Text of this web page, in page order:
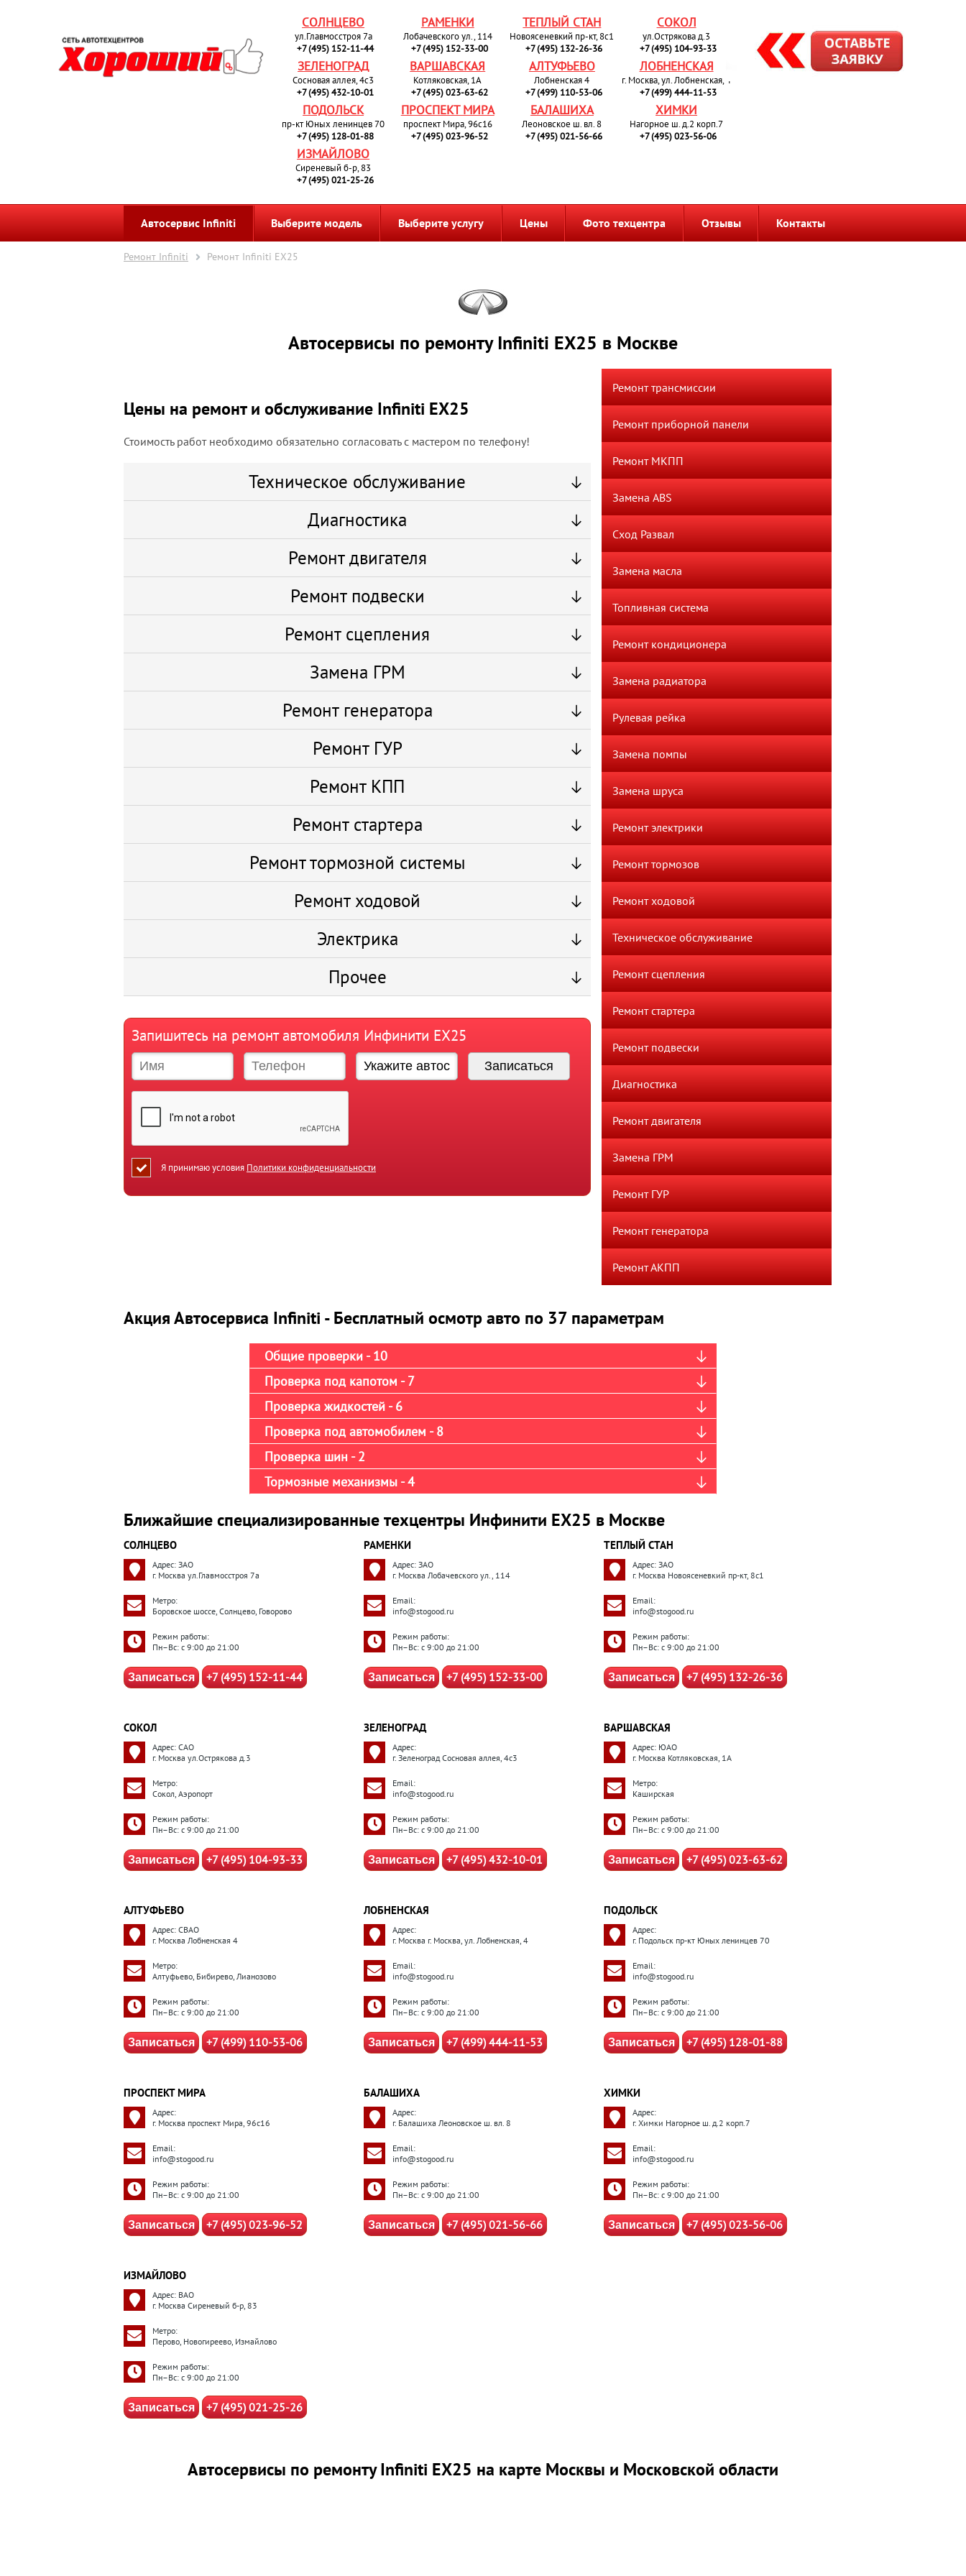
СОЛНЦЕВО
ул.Главмосстроя 7а
+7 (495) 152-11-44
РАМЕНКИ
Лобачевского ул., 114
+7 (495) 152-33-00
ТЕПЛЫЙ СТАН
Новоясеневкий пр-кт, 8с1
+7 (495) 132-26-36
СОКОЛ
ул.Острякова д.3
+7 (495) 104-93-33
ЗЕЛЕНОГРАД
Сосновая аллея, 4с3
+7 (495) 432-10-01
ВАРШАВСКАЯ
Котляковская, 1А
+7 (495) 023-63-62
АЛТУФЬЕВО
Лобненская 4
+7 (499) 110-53-06
ЛОБНЕНСКАЯ
г. Москва, ул. Лобненская, 4
+7 (499) 444-11-53
ПОДОЛЬСК
пр-кт Юных ленинцев 70
+7 (495) 128-01-88
ПРОСПЕКТ МИРА
проспект Мира, 96с16
+7 (495) 023-96-52
БАЛАШИХА
Леоновское ш. вл. 8
+7 (495) 021-56-66
ХИМКИ
Нагорное ш. д.2 корп.7
+7 (495) 023-56-06
ИЗМАЙЛОВО
Сиреневый б-р, 83
+7 (495) 021-25-26
Автосервис Infiniti Выберите модель Выберите услугу Цены Фото техцентра Отзывы Контакты
Ремонт Infiniti Ремонт Infiniti EX25
Автосервисы по ремонту Infiniti EX25 в Москве
Цены на ремонт и обслуживание Infiniti EX25
Стоимость работ необходимо обязательно согласовать с мастером по телефону!
Техническое обслуживание
Диагностика
Ремонт двигателя
Ремонт подвески
Ремонт сцепления
Замена ГРМ
Ремонт генератора
Ремонт ГУР
Ремонт КПП
Ремонт стартера
Ремонт тормозной системы
Ремонт ходовой
Электрика
Прочее
Запишитесь на ремонт автомобиля Инфинити ЕХ25
Я принимаю условия Политики конфиденциальности
Ремонт трансмиссии
Ремонт приборной панели
Ремонт МКПП
Замена ABS
Сход Развал
Замена масла
Топливная система
Ремонт кондиционера
Замена радиатора
Рулевая рейка
Замена помпы
Замена шруса
Ремонт электрики
Ремонт тормозов
Ремонт ходовой
Техническое обслуживание
Ремонт сцепления
Ремонт стартера
Ремонт подвески
Диагностика
Ремонт двигателя
Замена ГРМ
Ремонт ГУР
Ремонт генератора
Ремонт АКПП
Акция Автосервиса Infiniti - Бесплатный осмотр авто по 37 параметрам
Общие проверки - 10
Проверка под капотом - 7
Проверка жидкостей - 6
Проверка под автомобилем - 8
Проверка шин - 2
Тормозные механизмы - 4
Ближайшие специализированные техцентры Инфинити ЕХ25 в Москве
СОЛНЦЕВО
Адрес: ЗАО
г. Москва ул.Главмосстроя 7а
Метро:
Боровское шоссе, Солнцево, Говорово
Режим работы:
Пн–Вс: с 9:00 до 21:00
Записаться +7 (495) 152-11-44
РАМЕНКИ
Адрес: ЗАО
г. Москва Лобачевского ул., 114
Email:
info@stogood.ru
Режим работы:
Пн–Вс: с 9:00 до 21:00
Записаться +7 (495) 152-33-00
ТЕПЛЫЙ СТАН
Адрес: ЗАО
г. Москва Новоясеневкий пр-кт, 8с1
Email:
info@stogood.ru
Режим работы:
Пн–Вс: с 9:00 до 21:00
Записаться +7 (495) 132-26-36
СОКОЛ
Адрес: САО
г. Москва ул.Острякова д.3
Метро:
Сокол, Аэропорт
Режим работы:
Пн–Вс: с 9:00 до 21:00
Записаться +7 (495) 104-93-33
ЗЕЛЕНОГРАД
Адрес:
г. Зеленоград Сосновая аллея, 4с3
Email:
info@stogood.ru
Режим работы:
Пн–Вс: с 9:00 до 21:00
Записаться +7 (495) 432-10-01
ВАРШАВСКАЯ
Адрес: ЮАО
г. Москва Котляковская, 1А
Метро:
Каширская
Режим работы:
Пн–Вс: с 9:00 до 21:00
Записаться +7 (495) 023-63-62
АЛТУФЬЕВО
Адрес: СВАО
г. Москва Лобненская 4
Метро:
Алтуфьево, Бибирево, Лианозово
Режим работы:
Пн–Вс: с 9:00 до 21:00
Записаться +7 (499) 110-53-06
ЛОБНЕНСКАЯ
Адрес:
г. Москва г. Москва, ул. Лобненская, 4
Email:
info@stogood.ru
Режим работы:
Пн–Вс: с 9:00 до 21:00
Записаться +7 (499) 444-11-53
ПОДОЛЬСК
Адрес:
г. Подольск пр-кт Юных ленинцев 70
Email:
info@stogood.ru
Режим работы:
Пн–Вс: с 9:00 до 21:00
Записаться +7 (495) 128-01-88
ПРОСПЕКТ МИРА
Адрес:
г. Москва проспект Мира, 96с16
Email:
info@stogood.ru
Режим работы:
Пн–Вс: с 9:00 до 21:00
Записаться +7 (495) 023-96-52
БАЛАШИХА
Адрес:
г. Балашиха Леоновское ш. вл. 8
Email:
info@stogood.ru
Режим работы:
Пн–Вс: с 9:00 до 21:00
Записаться +7 (495) 021-56-66
ХИМКИ
Адрес:
г. Химки Нагорное ш. д.2 корп.7
Email:
info@stogood.ru
Режим работы:
Пн–Вс: с 9:00 до 21:00
Записаться +7 (495) 023-56-06
ИЗМАЙЛОВО
Адрес: ВАО
г. Москва Сиреневый б-р, 83
Метро:
Перово, Новогиреево, Измайлово
Режим работы:
Пн–Вс: с 9:00 до 21:00
Записаться +7 (495) 021-25-26
Автосервисы по ремонту Infiniti EX25 на карте Москвы и Московской области